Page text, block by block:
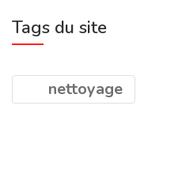
Tags du site
nettoyage